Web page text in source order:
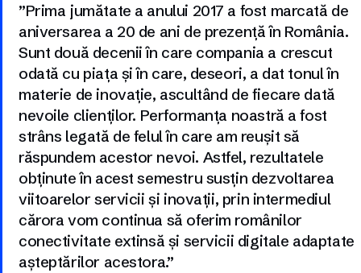
”Prima jumătate a anului 2017 a fost marcată de
aniversarea a 20 de ani de prezență în România.
Sunt două decenii în care compania a crescut
odată cu piața și în care, deseori, a dat tonul în
materie de inovație, ascultând de fiecare dată
nevoile clienților. Performanța noastră a fost
strâns legată de felul în care am reușit să
răspundem acestor nevoi. Astfel, rezultatele
obținute în acest semestru susțin dezvoltarea
viitoarelor servicii și inovații, prin intermediul
cărora vom continua să oferim românilor
conectivitate extinsă și servicii digitale adaptate
așteptărilor acestora.”